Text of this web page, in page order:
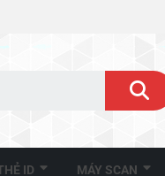
ID MÁY SCAN